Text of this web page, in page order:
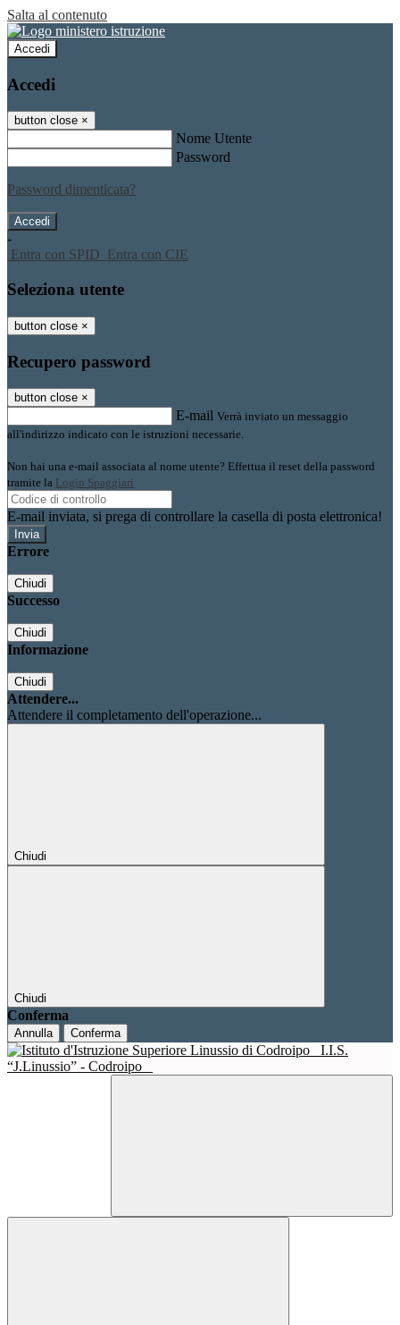
Salta al contenuto
Accedi
Accedi
button close ×
Nome Utente
Password
Password dimenticata?
-
Entra con SPID Entra con CIE
Seleziona utente
button close ×
Recupero password
button close ×
E-mail Verrà inviato un messaggio
all'indirizzo indicato con le istruzioni necessarie.
Non hai una e-mail associata al nome utente? Effettua il reset della password
tramite la Login Spaggiari
E-mail inviata, si prega di controllare la casella di posta elettronica!
Errore
Chiudi
Successo
Chiudi
Informazione
Chiudi
Attendere...
Attendere il completamento dell'operazione...
Chiudi
Chiudi
Conferma
Annulla Conferma
I.I.S.
“J.Linussio” - Codroipo